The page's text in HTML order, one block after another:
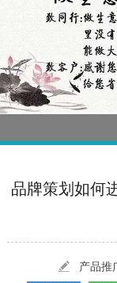
[2022-05-04] 污水处理设备厂家产品如何做网络推
疫情当下公司企业品牌网络营销策划
实体门店如何做网络推广吸引客户，
品牌策划如何
产品推